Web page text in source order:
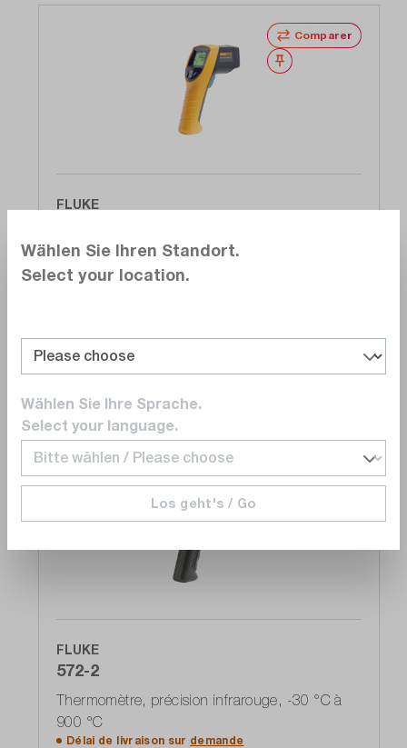
Comparer
Noter
FLUKE
Thermomètre, infrarouge, 12:1, -40 °C à 550
°C, sonde K
Comparer
FLUKE
572-2
Thermomètre, précision infrarouge, -30 °C à
900 °C
Délai de livraison sur demande
Wählen Sie Ihren Standort.
Select your location.
Wählen Sie Ihre Sprache.
Select your language.
Los geht's / Go